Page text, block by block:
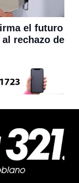
el futuro
rechazo de